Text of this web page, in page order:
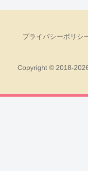
プライバシーポリシ
Copyright © 2018-